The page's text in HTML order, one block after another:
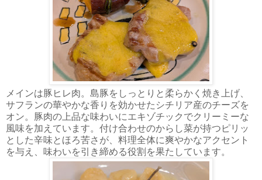
メインは豚ヒレ肉。島豚をしっとりと柔らかく焼き上げ、
サフランの華やかな香りを効かせたシチリア産のチーズを
オン。豚肉の上品な味わいにエキゾチックでクリーミーな
風味を加えています。付け合わせのからし菜が持つピリッ
とした辛味とほろ苦さが、料理全体に爽やかなアクセント
を与え、味わいを引き締める役割を果たしています。